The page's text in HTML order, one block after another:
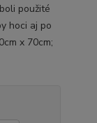
použité
hoci aj po
x 70cm;